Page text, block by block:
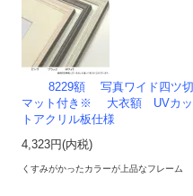
8229額 写真ワイド四ツ切
マット付き※ 大衣額 UVカッ
トアクリル板仕様
4,323円(内税)
くすみがかったカラーが上品なフレーム